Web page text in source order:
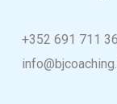
+352 691 711